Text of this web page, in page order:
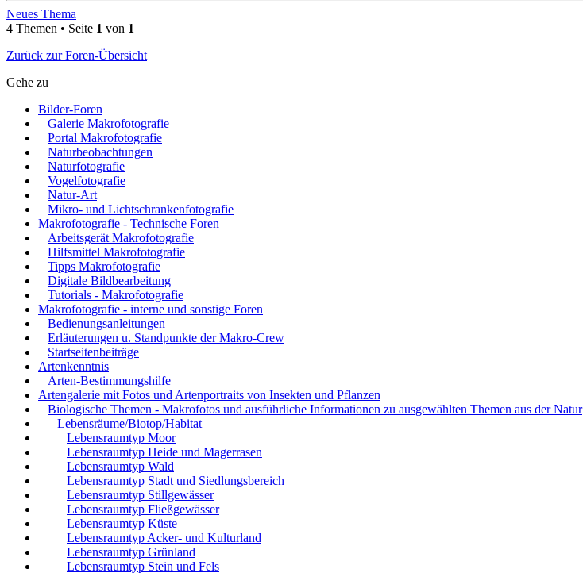
Neues Thema
4 Themen • Seite 1 von 1
Zurück zur Foren-Übersicht
Gehe zu
Bilder-Foren
Galerie Makrofotografie
Portal Makrofotografie
Naturbeobachtungen
Naturfotografie
Vogelfotografie
Natur-Art
Mikro- und Lichtschrankenfotografie
Makrofotografie - Technische Foren
Arbeitsgerät Makrofotografie
Hilfsmittel Makrofotografie
Tipps Makrofotografie
Digitale Bildbearbeitung
Tutorials - Makrofotografie
Makrofotografie - interne und sonstige Foren
Bedienungsanleitungen
Erläuterungen u. Standpunkte der Makro-Crew
Startseitenbeiträge
Artenkenntnis
Arten-Bestimmungshilfe
Artengalerie mit Fotos und Artenportraits von Insekten und Pflanzen
Biologische Themen - Makrofotos und ausführliche Informationen zu ausgewählten Themen aus der Natur
Lebensräume/Biotop/Habitat
Lebensraumtyp Moor
Lebensraumtyp Heide und Magerrasen
Lebensraumtyp Wald
Lebensraumtyp Stadt und Siedlungsbereich
Lebensraumtyp Stillgewässer
Lebensraumtyp Fließgewässer
Lebensraumtyp Küste
Lebensraumtyp Acker- und Kulturland
Lebensraumtyp Grünland
Lebensraumtyp Stein und Fels